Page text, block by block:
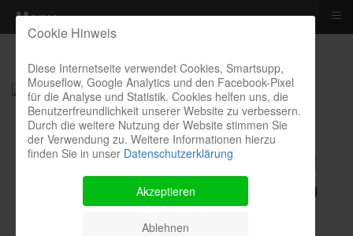
Kontakthotline I Bestellung I
Kosten I Beratung: 04385 900
9299
Cookie Hinweis
Diese Internetseite verwendet Cookies, Smartsupp,
Mouseflow, Google Analytics und den Facebook-Pixel
für die Analyse und Statistik. Cookies helfen uns, die
Benutzerfreundlichkeit unserer Website zu verbessern.
Durch die weitere Nutzung der Website stimmen Sie
der Verwendung zu. Weitere Informationen hierzu
finden Sie in unser Datenschutzerklärung
Akzeptieren
Ablehnen
Menu ≡